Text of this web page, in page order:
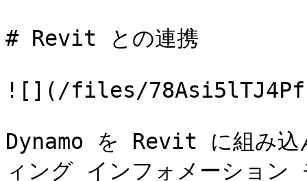
# Revit との連携
![](/files/
Dynamo を Revit に組み込
ィング インフォメーション